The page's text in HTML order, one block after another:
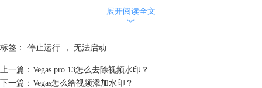
展开阅读全文
︾
标签： 停止运行 ， 无法启动
上一篇： Vegas pro 13怎么去除视频水印？
下一篇： Vegas怎么给视频添加水印？